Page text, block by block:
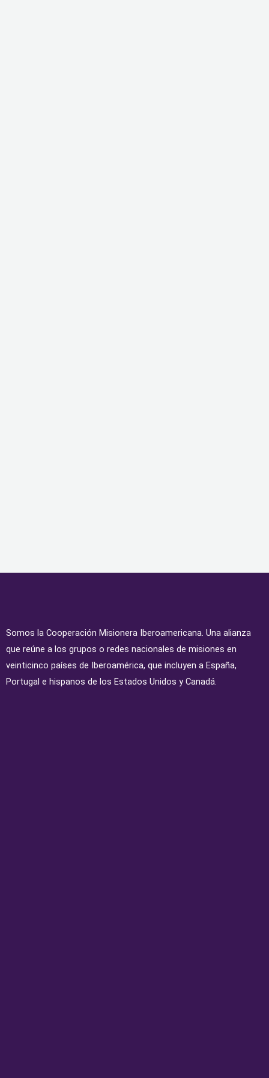
Somos la Cooperación Misionera Iberoamericana. Una alianza
que reúne a los grupos o redes nacionales de misiones en
veinticinco países de Iberoamérica, que incluyen a España,
Portugal e hispanos de los Estados Unidos y Canadá.